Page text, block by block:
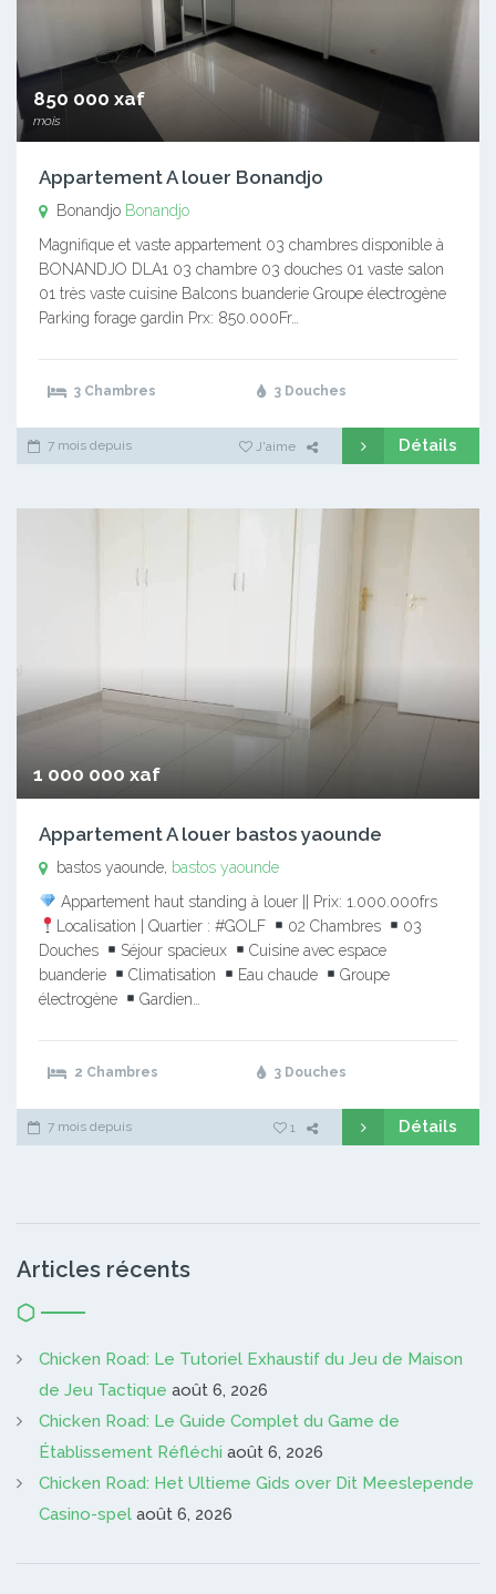
850 000 xaf
mois
Appartement A louer Bonandjo
Bonandjo Bonandjo
Magnifique et vaste appartement 03 chambres disponible à
BONANDJO DLA1 03 chambre 03 douches 01 vaste salon
01 très vaste cuisine Balcons buanderie Groupe électrogène
Parking forage gardin Prx: 850.000Fr…
3 Chambres 3 Douches
7 mois depuis J'aime Détails
1 000 000 xaf
Appartement A louer bastos yaounde
bastos yaounde, bastos yaounde
Appartement haut standing à louer || Prix: 1.000.000frs
Localisation | Quartier : #GOLF
02 Chambres
03
Douches
Séjour spacieux
Cuisine avec espace
buanderie
Climatisation Eau chaude
Groupe
électrogène
Gardien…
2 Chambres 3 Douches
7 mois depuis 1 Détails
Articles récents
Chicken Road: Le Tutoriel Exhaustif du Jeu de Maison
de Jeu Tactique août 6, 2026
Chicken Road: Le Guide Complet du Game de
Établissement Réfléchi août 6, 2026
Chicken Road: Het Ultieme Gids over Dit Meeslepende
Casino-spel août 6, 2026